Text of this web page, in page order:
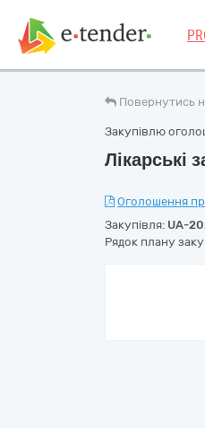
Повернутись
Закупівлю
Лікарські
Оголошення
Закупівля: UA-
Рядок плану